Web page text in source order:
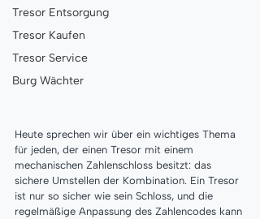
Tresor Entsorgung
Tresor Kaufen
Tresor Service
Burg Wächter
Heute sprechen wir über ein wichtiges Thema
für jeden, der einen Tresor mit einem
mechanischen Zahlenschloss besitzt: das
sichere Umstellen der Kombination. Ein Tresor
ist nur so sicher wie sein Schloss, und die
regelmäßige Anpassung des Zahlencodes kann